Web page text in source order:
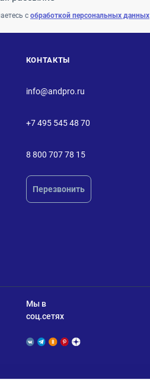
с обработкой персональных данных
КОНТАКТЫ
info@andpro.ru
+7 495 545 48 70
8 800 707 78 15
Перезвонить
Мы в
соц.сетях